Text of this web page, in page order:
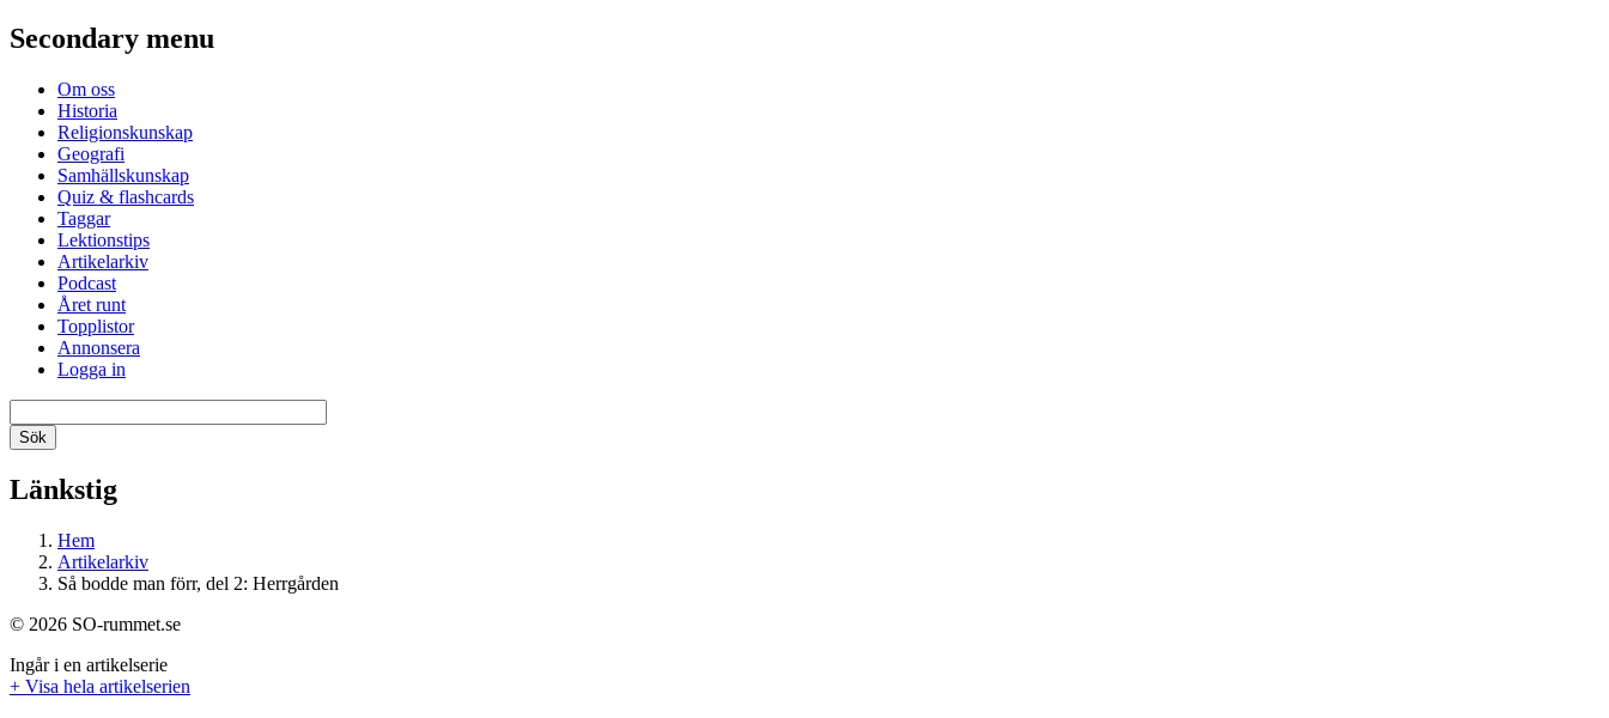
Secondary menu
Om oss
Historia
Religionskunskap
Geografi
Samhällskunskap
Quiz & flashcards
Taggar
Lektionstips
Artikelarkiv
Podcast
Året runt
Topplistor
Annonsera
Logga in
Länkstig
Hem
Artikelarkiv
Så bodde man förr, del 2: Herrgården
© 2026 SO-rummet.se
Ingår i en artikelserie
+ Visa hela artikelserien